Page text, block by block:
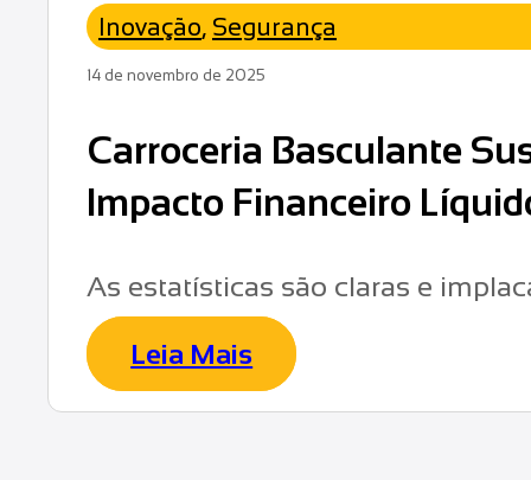
Inovação, Segurança
14 de novembro de 2025
Carroceria Basculante
Impacto Financeiro
As estatísticas são claras e
Leia Mais